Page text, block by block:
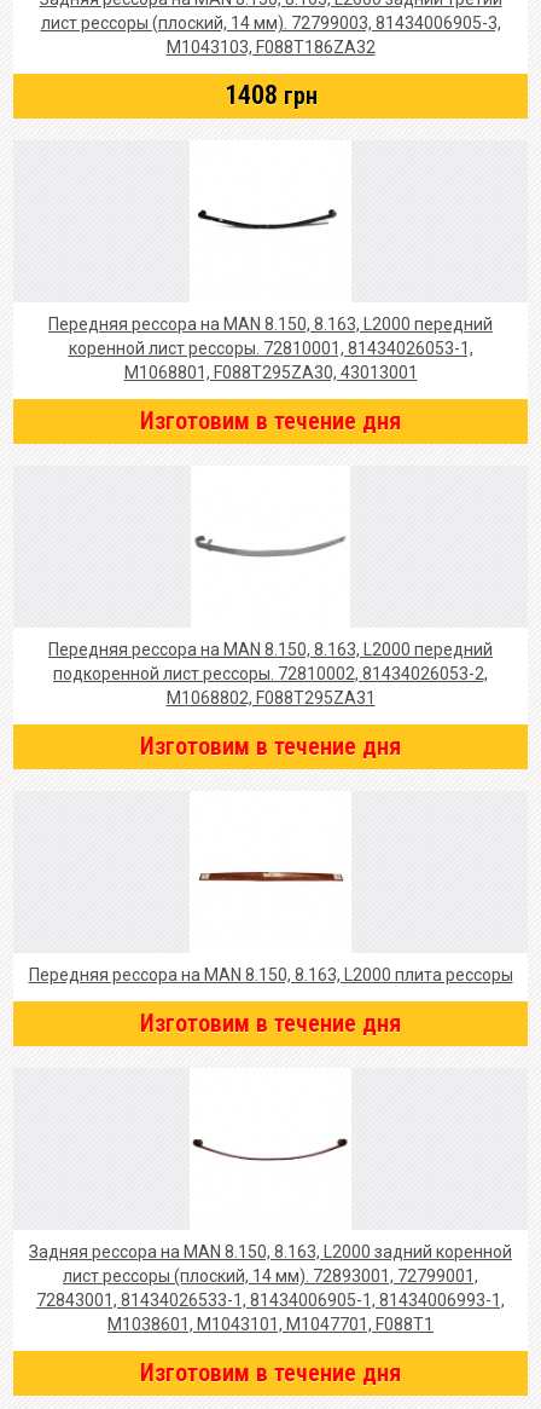
лист рессоры (плоский, 14 мм). 72799003, 81434006905-3,
M1043103, F088T186ZA32
1408 грн
Передняя рессора на MAN 8.150, 8.163, L2000 передний
коренной лист рессоры. 72810001, 81434026053-1,
M1068801, F088T295ZA30, 43013001
Изготовим в течение дня
Передняя рессора на MAN 8.150, 8.163, L2000 передний
подкоренной лист рессоры. 72810002, 81434026053-2,
M1068802, F088T295ZA31
Изготовим в течение дня
Передняя рессора на MAN 8.150, 8.163, L2000 плита рессоры
Изготовим в течение дня
Задняя рессора на MAN 8.150, 8.163, L2000 задний коренной
лист рессоры (плоский, 14 мм). 72893001, 72799001,
72843001, 81434026533-1, 81434006905-1, 81434006993-1,
M1038601, M1043101, M1047701, F088T1
Изготовим в течение дня